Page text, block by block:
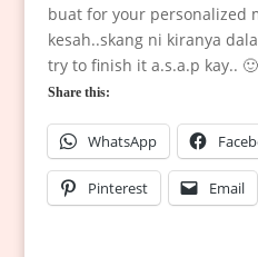
buat for your personalized
kesah..skang ni kiranya
try to finish it a.s.a.p kay.. 🙂
Share this:
WhatsApp
Pinterest Email